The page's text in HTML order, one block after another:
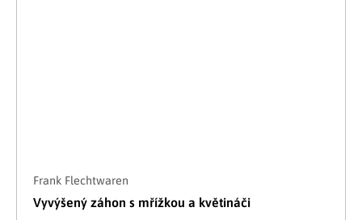
Frank Flechtwaren
Vyvýšený záhon s mřížkou a květináči